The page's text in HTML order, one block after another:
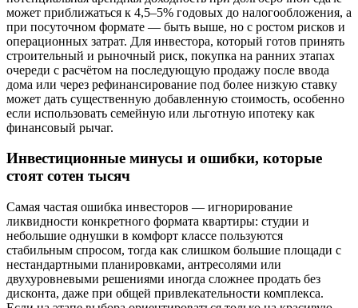
может приближаться к 4,5–5% годовых до налогообложения, а
при посуточном формате — быть выше, но с ростом рисков и
операционных затрат. Для инвестора, который готов принять
строительный и рыночный риск, покупка на ранних этапах
очереди с расчётом на последующую продажу после ввода
дома или через рефинансирование под более низкую ставку
может дать существенную добавленную стоимость, особенно
если использовать семейную или льготную ипотеку как
финансовый рычаг.
Инвестиционные минусы и ошибки, которые
стоят сотен тысяч
Самая частая ошибка инвесторов — игнорирование
ликвидности конкретного формата квартиры: студии и
небольшие однушки в комфорт классе пользуются
стабильным спросом, тогда как слишком большие площади с
нестандартными планировками, антресолями или
двухуровневыми решениями иногда сложнее продать без
дисконта, даже при общей привлекательности комплекса.